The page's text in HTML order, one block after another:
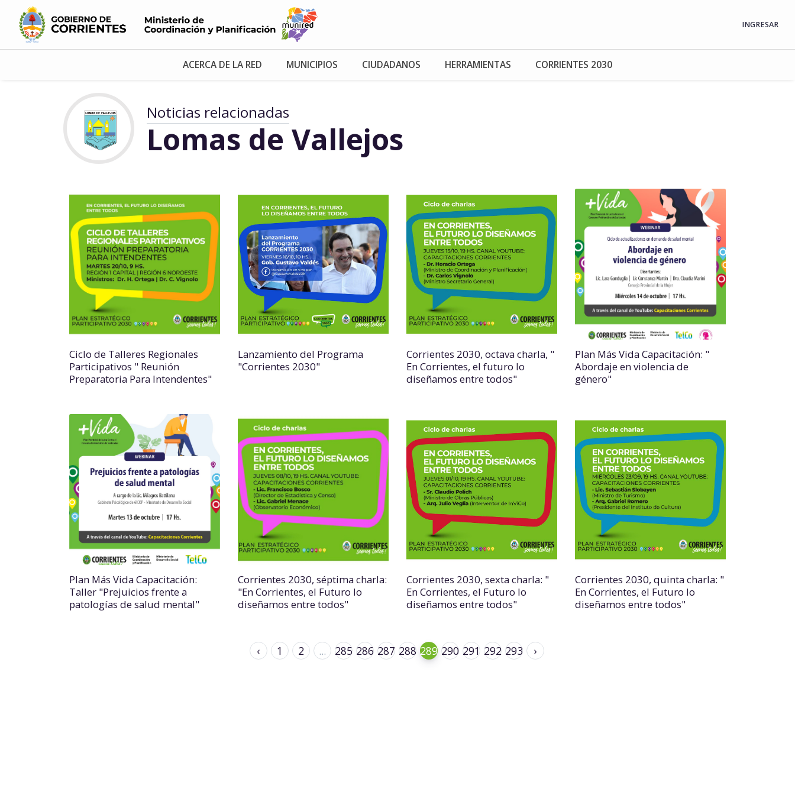
INGRESAR
ACERCA DE LA RED MUNICIPIOS CIUDADANOS HERRAMIENTAS CORRIENTES 2030
Noticias relacionadas
Lomas de Vallejos
Ciclo de Talleres Regionales
Participativos " Reunión
Preparatoria Para Intendentes"
Lanzamiento del Programa
"Corrientes 2030"
Corrientes 2030, octava charla, "
En Corrientes, el futuro lo
diseñamos entre todos"
Plan Más Vida Capacitación: "
Abordaje en violencia de
género"
Plan Más Vida Capacitación:
Taller "Prejuicios frente a
patologías de salud mental"
Corrientes 2030, séptima charla:
"En Corrientes, el Futuro lo
diseñamos entre todos"
Corrientes 2030, sexta charla: "
En Corrientes, el Futuro lo
diseñamos entre todos"
Corrientes 2030, quinta charla: "
En Corrientes, el Futuro lo
diseñamos entre todos"
‹ 1 2 ... 285 286 287 288 289 290 291 292 293 ›